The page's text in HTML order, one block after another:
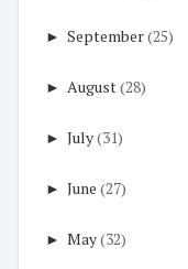
► September(25)
► August(28)
► July(31)
► June (27)
► May(32)